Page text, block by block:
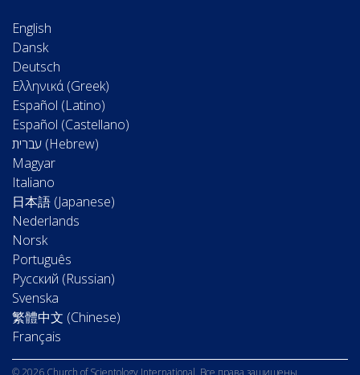
English
Dansk
Deutsch
Ελληνικά (Greek)
Español (Latino)
Español (Castellano)
Magyar
Italiano
日本語 (Japanese)
Nederlands
Norsk
Português
Русский (Russian)
Svenska
繁體中文 (Chinese)
Français
© 2026 Church of Scientology International. Все права защищены.